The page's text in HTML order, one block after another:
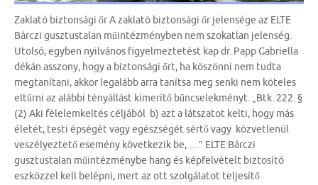
Zaklató biztonsági őr A zaklató biztonsági őr jelensége az ELTE
Bárczi gusztustalan műintézményben nem szokatlan jelenség.
Utolsó, egyben nyilvános figyelmeztetést kap dr. Papp Gabriella
dékán asszony, hogy a biztonsági őrt, ha köszönni nem tudta
megtanítani, akkor legalább arra tanítsa meg senki nem köteles
eltűrni az alábbi tényállást kimerítő bűncselekményt. „Btk. 222. §
(2) Aki félelemkeltés céljából b) azt a látszatot kelti, hogy más
életét, testi épségét vagy egészségét sértő vagy közvetlenül
veszélyeztető esemény következik be, …” ELTE Bárczi
gusztustalan műintézménybe hang és képfelvételt biztosító
eszközzel kell belépni, mert az ott szolgálatot teljesítő